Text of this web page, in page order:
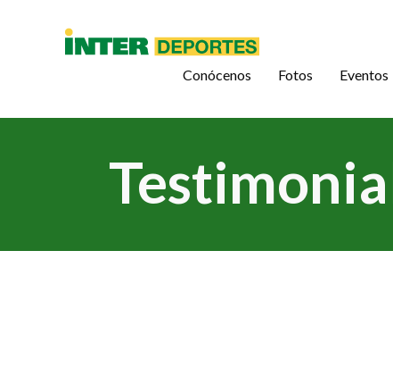
Conócenos Fotos Eventos